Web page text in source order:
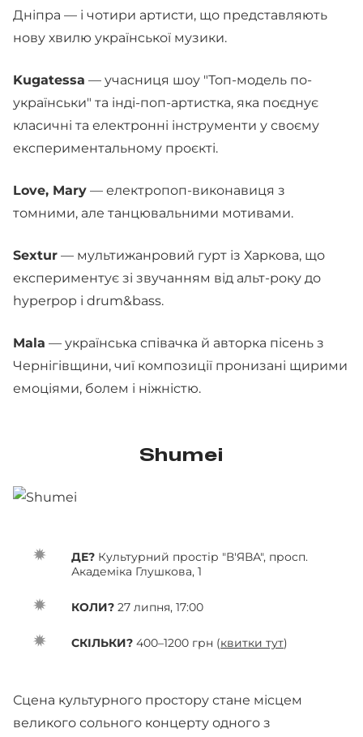
Дніпра — і чотири артисти, що представляють
нову хвилю української музики.
Kugatessa — учасниця шоу "Топ-модель по-
українськи" та інді-поп-артистка, яка поєднує
класичні та електронні інструменти у своєму
експериментальному проєкті.
Love, Mary — електропоп-виконавиця з
томними, але танцювальними мотивами.
Sextur — мультижанровий гурт із Харкова, що
експериментує зі звучанням від альт-року до
hyperpop і drum&bass.
Mala — українська співачка й авторка пісень з
Чернігівщини, чиї композиції пронизані щирими
емоціями, болем і ніжністю.
Shumei
ДЕ? Культурний простір "В'ЯВА", просп.
Академіка Глушкова, 1
КОЛИ? 27 липня, 17:00
СКІЛЬКИ? 400–1200 грн (квитки тут)
Сцена культурного простору стане місцем
великого сольного концерту одного з